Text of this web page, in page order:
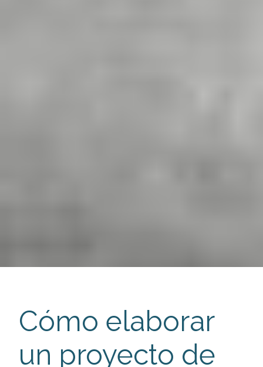
Cómo elaborar
un proyecto de